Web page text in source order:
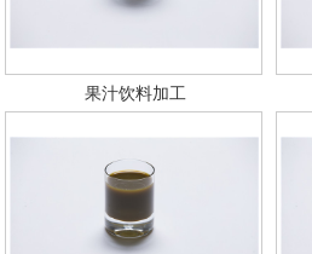
果汁饮料加工